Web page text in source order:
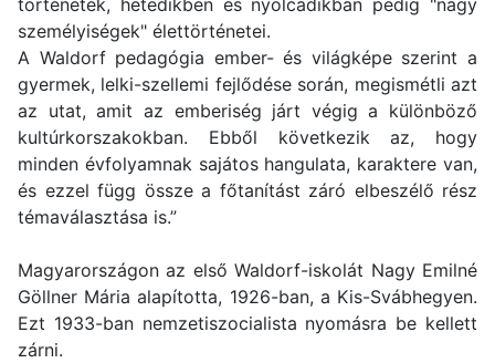
személyiségek" élettörténetei.
A Waldorf pedagógia ember- és világképe szerint a
gyermek, lelki-szellemi fejlődése során, megismétli azt
az utat, amit az emberiség járt végig a különböző
kultúrkorszakokban. Ebből következik az, hogy
minden évfolyamnak sajátos hangulata, karaktere van,
és ezzel függ össze a főtanítást záró elbeszélő rész
témaválasztása is.”
Magyarországon az első Waldorf-iskolát Nagy Emilné
Göllner Mária alapította, 1926-ban, a Kis-Svábhegyen.
Ezt 1933-ban nemzetiszocialista nyomásra be kellett
zárni.